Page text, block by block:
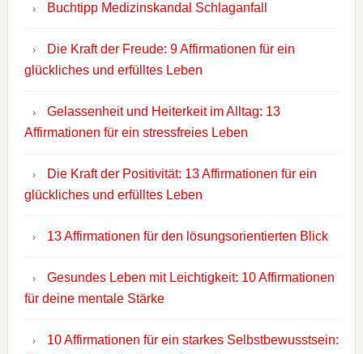
Buchtipp Medizinskandal Schlaganfall
Die Kraft der Freude: 9 Affirmationen für ein
glückliches und erfülltes Leben
Gelassenheit und Heiterkeit im Alltag: 13
Affirmationen für ein stressfreies Leben
Die Kraft der Positivität: 13 Affirmationen für ein
glückliches und erfülltes Leben
13 Affirmationen für den lösungsorientierten Blick
Gesundes Leben mit Leichtigkeit: 10 Affirmationen
für deine mentale Stärke
10 Affirmationen für ein starkes Selbstbewusstsein: